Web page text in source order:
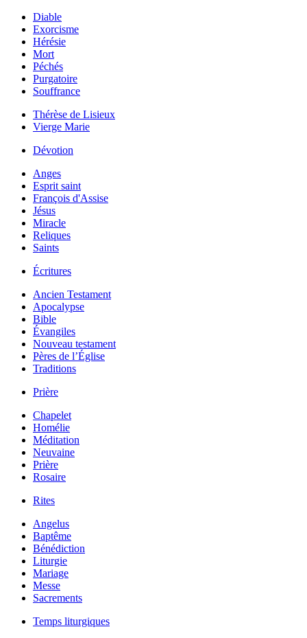
Diable
Exorcisme
Hérésie
Mort
Péchés
Purgatoire
Souffrance
Thérèse de Lisieux
Vierge Marie
Dévotion
Anges
Esprit saint
François d'Assise
Jésus
Miracle
Reliques
Saints
Écritures
Ancien Testament
Apocalypse
Bible
Évangiles
Nouveau testament
Pères de l’Église
Traditions
Prière
Chapelet
Homélie
Méditation
Neuvaine
Prière
Rosaire
Rites
Angelus
Baptême
Bénédiction
Liturgie
Mariage
Messe
Sacrements
Temps liturgiques